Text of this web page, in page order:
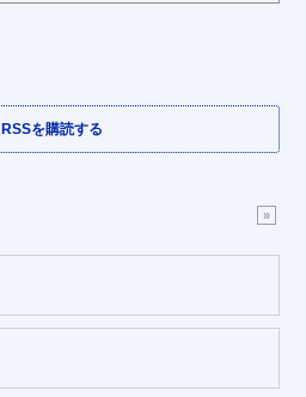
RSSを購読する